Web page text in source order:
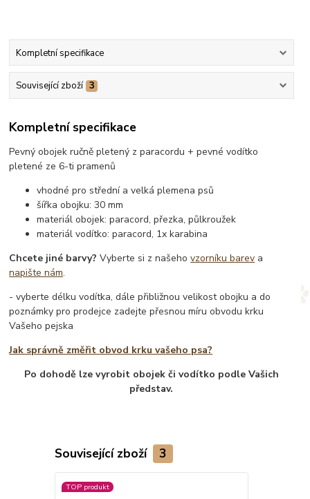
Kompletní specifikace
Související zboží 3
Kompletní specifikace
Pevný obojek ručně pletený z paracordu + pevné vodítko
pletené ze 6-ti pramenů
vhodné pro střední a velká plemena psů
šířka obojku: 30 mm
materiál obojek: paracord, přezka, půlkroužek
materiál vodítko: paracord, 1x karabina
Chcete jiné barvy? Vyberte si z našehovzorníku barev a
napište nám.
- vyberte délku vodítka, dále přibližnou velikost obojku a do
poznámky pro prodejce zadejte přesnou míru obvodu krku
Vašeho pejska
Jak správně změřit obvod krku vašeho psa?
Po dohodě lze vyrobit obojek či vodítko podle Vašich
představ.
Související zboží 3
TOP produkt